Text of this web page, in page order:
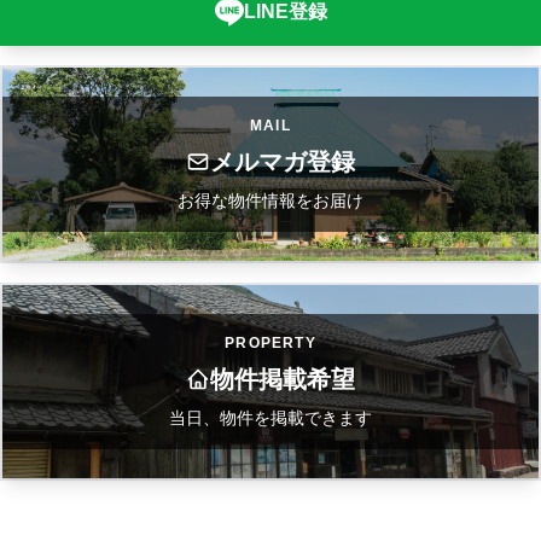
LINE登録
MAIL
メルマガ登録
お得な物件情報をお届け
PROPERTY
物件掲載希望
当日、物件を掲載できます